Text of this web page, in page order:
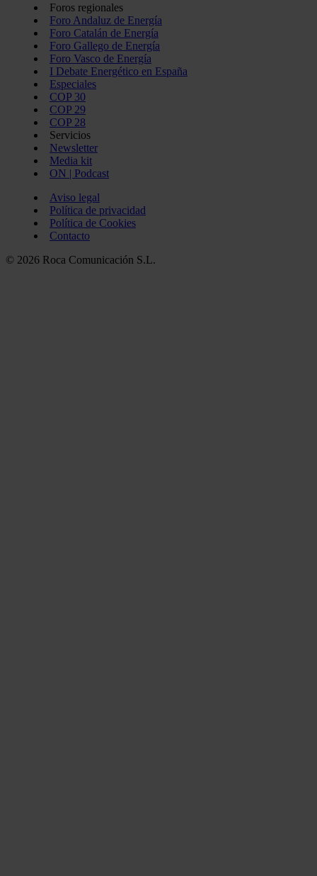
Foros regionales
Foro Andaluz de Energía
Foro Catalán de Energía
Foro Gallego de Energía
Foro Vasco de Energía
I Debate Energético en España
Especiales
COP 30
COP 29
COP 28
Servicios
Newsletter
Media kit
ON | Podcast
Aviso legal
Política de privacidad
Política de Cookies
Contacto
© 2026 Roca Comunicación S.L.